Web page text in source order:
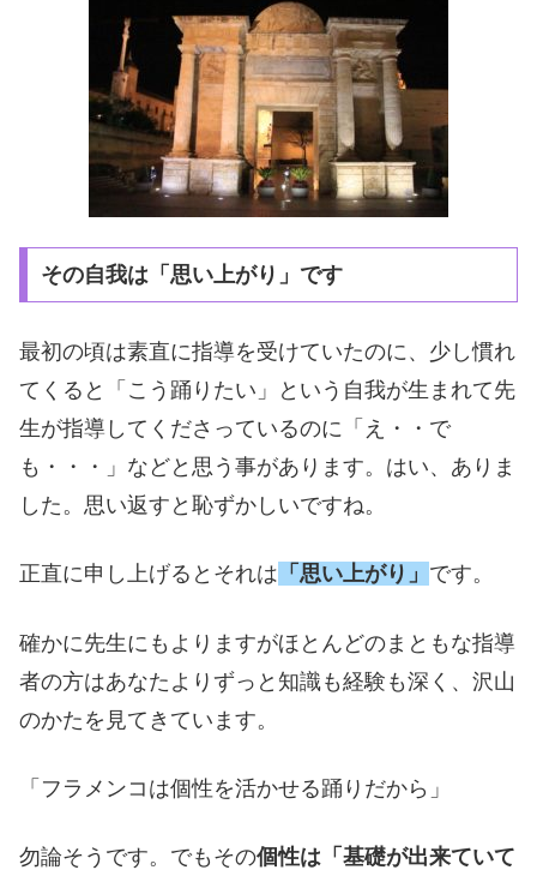
その自我は「思い上がり」です
最初の頃は素直に指導を受けていたのに、少し慣れ
てくると「こう踊りたい」という自我が生まれて先
生が指導してくださっているのに「え・・で
も・・・」などと思う事があります。はい、ありま
した。思い返すと恥ずかしいですね。
正直に申し上げるとそれは 「思い上がり」 です。
確かに先生にもよりますがほとんどのまともな指導
者の方はあなたよりずっと知識も経験も深く、沢山
のかたを見てきています。
「フラメンコは個性を活かせる踊りだから」
勿論そうです。でもその個性は「基礎が出来ていて